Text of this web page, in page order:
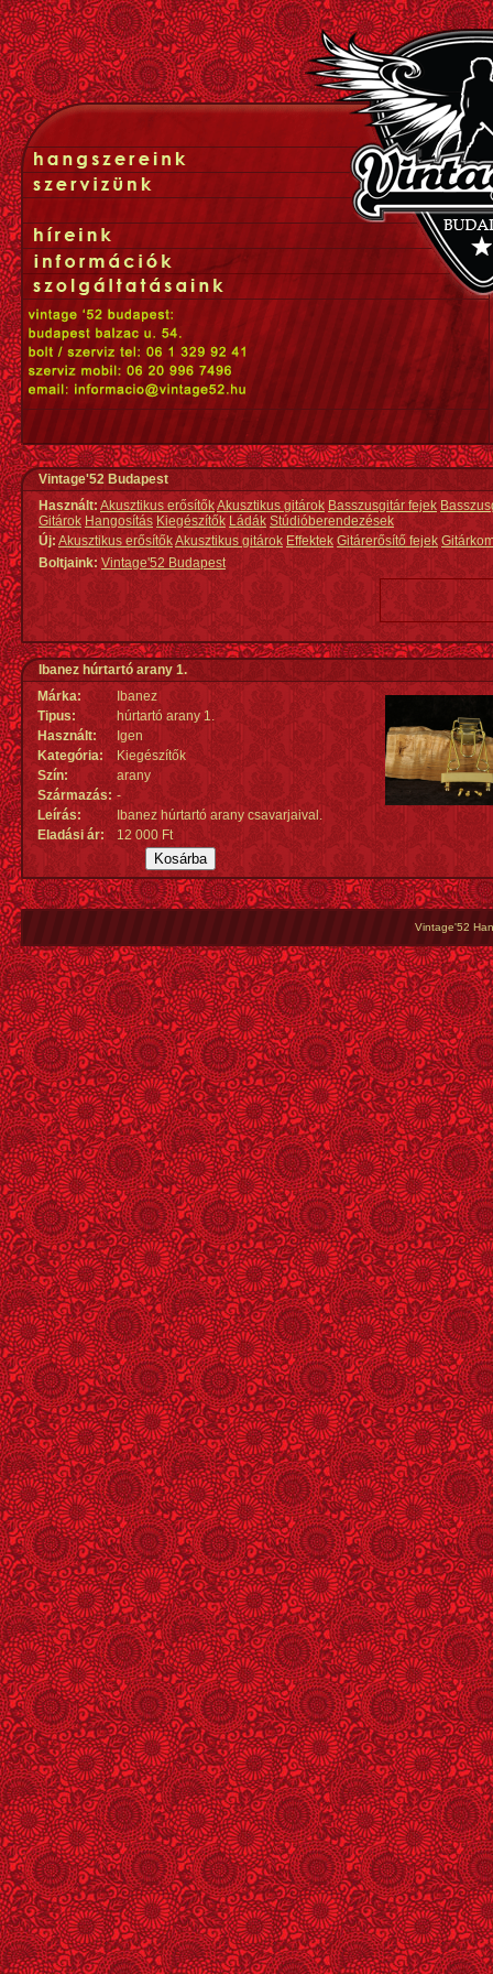
Vintage'52 Budapest
Használt: Akusztikus erősítőkAkusztikus gitárok Basszusgitár fejek
Gitárok Hangosítás Kiegészítők Ládák Stúdióberendezések
Új:Akusztikus erősítőkAkusztikus gitárok Effektek Gitárerősítő fejek
Boltjaink: Vintage'52 Budapest
Ibanez húrtartó arany 1.
Márka:
Ibanez
Tipus:
húrtartó arany 1.
Használt:
Igen
Kategória:
Kiegészítők
Szín:
arany
Származás: -
Leírás:
Ibanez húrtartó arany csavarjaival.
Eladási ár:
12 000 Ft
Vintage'52